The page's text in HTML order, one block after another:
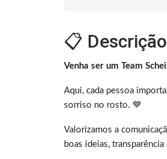
📋
Venha ser um Team
Aqui, cada pessoa
sorriso no rosto. 💙
Valorizamos a
boas ideias,